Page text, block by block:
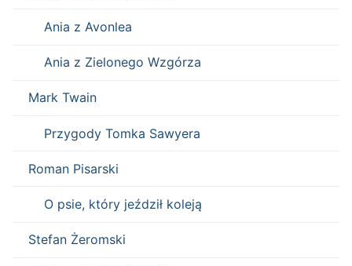
Ania z Avonlea
Ania z Zielonego Wzgórza
Mark Twain
Przygody Tomka Sawyera
Roman Pisarski
O psie, który jeździł koleją
Stefan Żeromski